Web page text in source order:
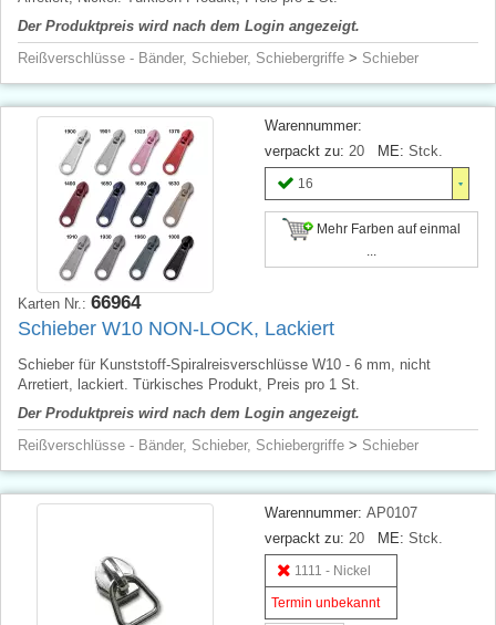
Der Produktpreis wird nach dem Login angezeigt.
Reißverschlüsse - Bänder, Schieber, Schiebergriffe > Schieber
Warennummer:
verpackt zu: 20 ME: Stck.
16
Mehr Farben auf einmal
Karten Nr.: 66964
Schieber W10 NON-LOCK, Lackiert
Schieber für Kunststoff-Spiralreisverschlüsse W10 - 6 mm, nicht
Arretiert, lackiert. Türkisches Produkt, Preis pro 1 St.
Der Produktpreis wird nach dem Login angezeigt.
Reißverschlüsse - Bänder, Schieber, Schiebergriffe > Schieber
Warennummer: AP0107
verpackt zu: 20 ME: Stck.
1111 - Nickel
Termin unbekannt